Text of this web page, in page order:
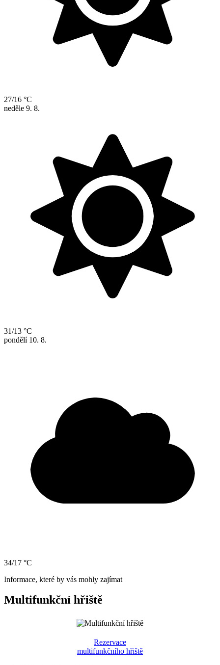
27/16 °C
neděle 9. 8.
31/13 °C
pondělí 10. 8.
34/17 °C
Informace, které by vás mohly zajímat
Multifunkční hřiště
Rezervace
multifunkčního hřiště